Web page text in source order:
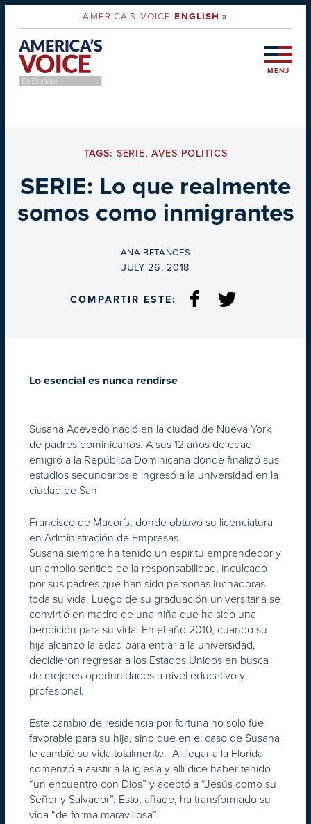
AMERICA'S VOICEENGLISH »
MENU
TAGS: SERIE, AVES POLITICS
SERIE: Lo que realmente
somos como inmigrantes
BY
ANA BETANCES
ON
JULY 26, 2018
COMPARTIR ESTE:
Lo esencial es nunca rendirse
Susana Acevedo nació en la ciudad de Nueva York
de padres dominicanos. A sus 12 años de edad
emigró a la República Dominicana donde finalizó sus
estudios secundarios e ingresó a la universidad en la
ciudad de San
Francisco de Macorís, donde obtuvo su licenciatura
en Administración de Empresas.
Susana siempre ha tenido un espíritu emprendedor y
un amplio sentido de la responsabilidad, inculcado
por sus padres que han sido personas luchadoras
toda su vida. Luego de su graduación universitaria se
convirtió en madre de una niña que ha sido una
bendición para su vida. En el año 2010, cuando su
hija alcanzó la edad para entrar a la universidad,
decidieron regresar a los Estados Unidos en busca
de mejores oportunidades a nivel educativo y
profesional.
Este cambio de residencia por fortuna no solo fue
favorable para su hija, sino que en el caso de Susana
le cambió su vida totalmente. Al llegar a la Florida
comenzó a asistir a la iglesia y allí dice haber tenido
“un encuentro con Dios” y aceptó a “Jesús como su
Señor y Salvador”. Esto, añade, ha transformado su
vida “de forma maravillosa”.